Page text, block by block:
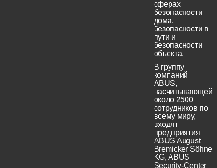
сферах
безопасности
дома,
безопасности в
пути и
безопасности
объекта.
В группу
компаний
ABUS,
насчитывающей
около 2500
сотрудников по
всему миру,
входят
предприятия
ABUS August
Bremicker Söhne
KG, ABUS
Security-Center